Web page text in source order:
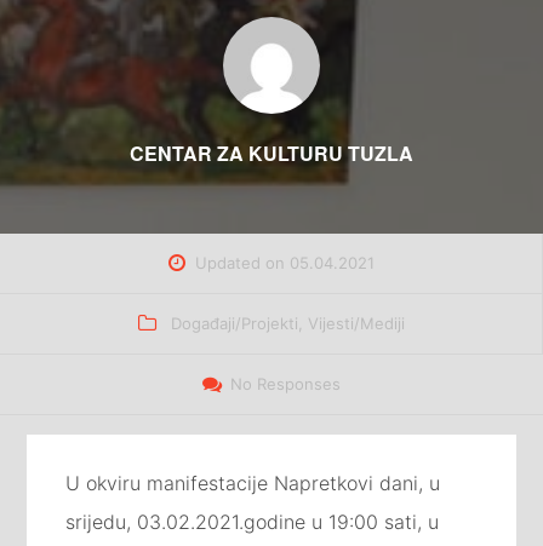
CENTAR ZA KULTURU TUZLA
Updated on 05.04.2021
Categories
Događaji/Projekti Vijesti/Mediji
No Responses
U okviru manifestacije Napretkovi dani, u
srijedu, 03.02.2021.godine u 19:00 sati, u